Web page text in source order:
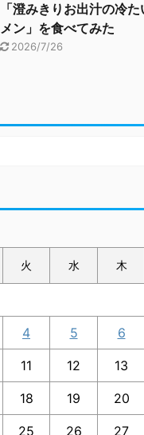
「澄みきりお出汁の冷
メン」を食べてみた
2026/7/26
火 水 木
4 5 6
11 12 13
18 19 20
25 26 27